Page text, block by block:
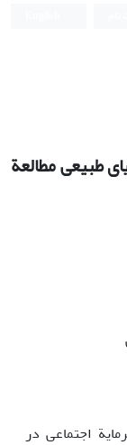
طبیعی مطالعة
اجتماعی در